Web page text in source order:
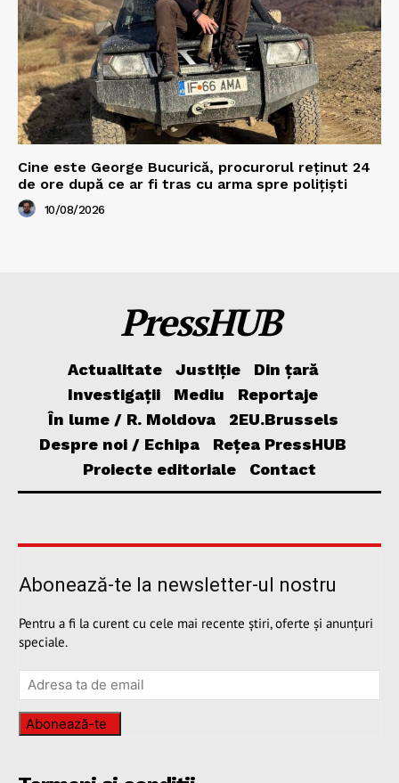
Cine este George Bucurică, procurorul reținut 24
de ore după ce ar fi tras cu arma spre polițiști
10/08/2026
PressHUB
Actualitate Justiție
Din țară
Investigații
Mediu
Reportaje
În lume / R. Moldova
2EU.Brussels
Despre noi / Echipa
Rețea PressHUB
Proiecte editoriale
Contact
Abonează-te la newsletter-ul nostru
Pentru a fi la curent cu cele mai recente știri, oferte și anunțuri
speciale.
Abonează-te